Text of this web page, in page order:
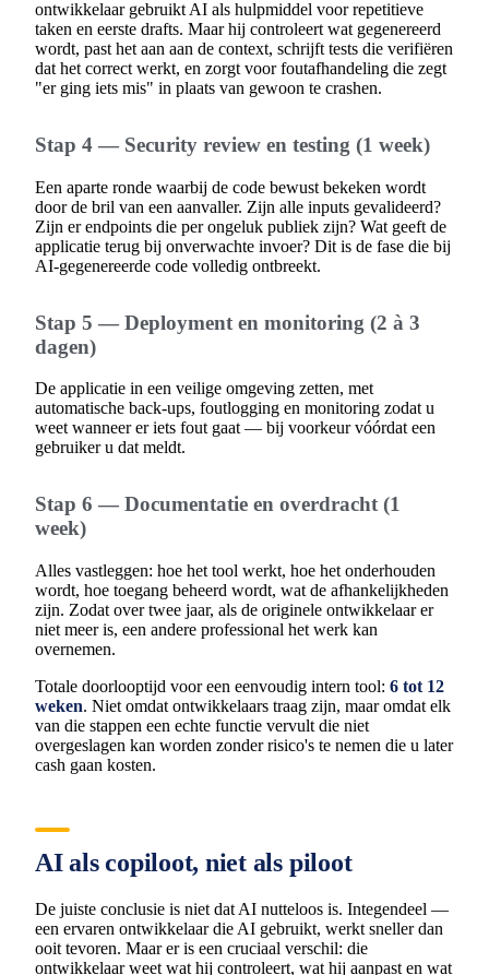
ontwikkelaar gebruikt AI als hulpmiddel voor repetitieve
taken en eerste drafts. Maar hij controleert wat gegenereerd
wordt, past het aan aan de context, schrijft tests die verifiëren
dat het correct werkt, en zorgt voor foutafhandeling die zegt
"er ging iets mis" in plaats van gewoon te crashen.
Stap 4 — Security review en testing (1 week)
Een aparte ronde waarbij de code bewust bekeken wordt
door de bril van een aanvaller. Zijn alle inputs gevalideerd?
Zijn er endpoints die per ongeluk publiek zijn? Wat geeft de
applicatie terug bij onverwachte invoer? Dit is de fase die bij
AI-gegenereerde code volledig ontbreekt.
Stap 5 — Deployment en monitoring (2 à 3
dagen)
De applicatie in een veilige omgeving zetten, met
automatische back-ups, foutlogging en monitoring zodat u
weet wanneer er iets fout gaat — bij voorkeur vóórdat een
gebruiker u dat meldt.
Stap 6 — Documentatie en overdracht (1
week)
Alles vastleggen: hoe het tool werkt, hoe het onderhouden
wordt, hoe toegang beheerd wordt, wat de afhankelijkheden
zijn. Zodat over twee jaar, als de originele ontwikkelaar er
niet meer is, een andere professional het werk kan
overnemen.
Totale doorlooptijd voor een eenvoudig intern tool: 6 tot 12
weken. Niet omdat ontwikkelaars traag zijn, maar omdat elk
van die stappen een echte functie vervult die niet
overgeslagen kan worden zonder risico's te nemen die u later
cash gaan kosten.
AI als copiloot, niet als piloot
De juiste conclusie is niet dat AI nutteloos is. Integendeel —
een ervaren ontwikkelaar die AI gebruikt, werkt sneller dan
ooit tevoren. Maar er is een cruciaal verschil: die
ontwikkelaar weet wat hij controleert, wat hij aanpast en wat